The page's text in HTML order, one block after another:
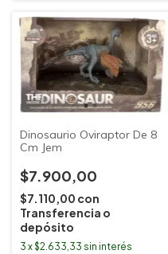
Dinosaurio Oviraptor De 8
Cm Jem
$7.900,00
$7.110,00 con
Transferencia o
depósito
3 x$2.633,33 sin interés